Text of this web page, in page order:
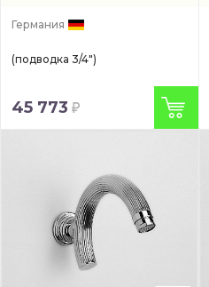
Германия
(подводка 3/4")
45 773